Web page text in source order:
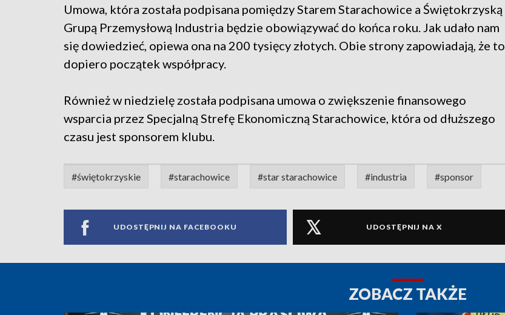
Umowa, która została podpisana pomiędzy Starem Starachowice a Świętokrzyską
Grupą Przemysłową Industria będzie obowiązywać do końca roku. Jak udało nam
się dowiedzieć, opiewa ona na 200 tysięcy złotych. Obie strony zapowiadają, że to
dopiero początek współpracy.
Również w niedzielę została podpisana umowa o zwiększenie finansowego
wsparcia przez Specjalną Strefę Ekonomiczną Starachowice, która od dłuższego
czasu jest sponsorem klubu.
#świętokrzyskie #starachowice #star starachowice #industria #sponsor
UDOSTĘPNIJ NA FACEBOOKU UDOSTĘPNIJ NA X
ZOBACZ TAKŻE